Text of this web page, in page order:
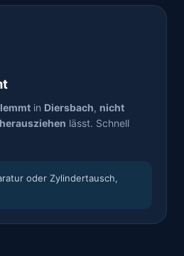
in Diersbach, nicht
lässt. Schnell
oder Zylindertausch,